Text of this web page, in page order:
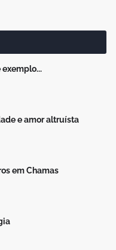
exemplo...
e amor altruísta
em Chamas